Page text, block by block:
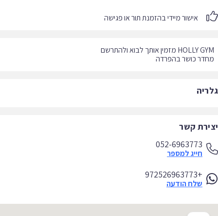
אישור מיידי בהזמנת תור או פגישה
כושר בהפרדה
קשר
052-6963773
חייג למספר
+972526963773
שלח הודעה